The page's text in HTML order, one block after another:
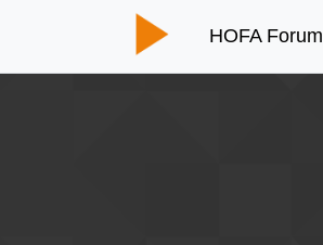
HOFA Forum